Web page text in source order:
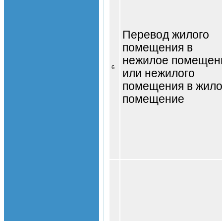
6
Перевод жилого
помещения в
нежилое
или нежилого
помещения в
помещение